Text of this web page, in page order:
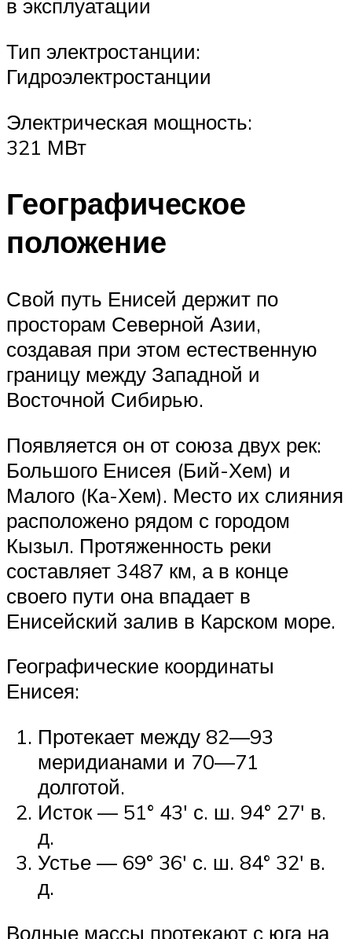
в эксплуатации
Тип электростанции:
Гидроэлектростанции
Электрическая мощность:
321 МВт
Географическое
положение
Свой путь Енисей держит по
просторам Северной Азии,
создавая при этом естественную
границу между Западной и
Восточной Сибирью.
Появляется он от союза двух рек:
Большого Енисея (Бий-Хем) и
Малого (Ка-Хем). Место их слияния
расположено рядом с городом
Кызыл. Протяженность реки
составляет 3487 км, а в конце
своего пути она впадает в
Енисейский залив в Карском море.
Географические координаты
Енисея:
Протекает между 82—93
меридианами и 70—71
долготой.
Исток — 51° 43′ с. ш. 94° 27′ в.
д.
Устье — 69° 36′ с. ш. 84° 32′ в.
д.
Водные массы протекают с юга на